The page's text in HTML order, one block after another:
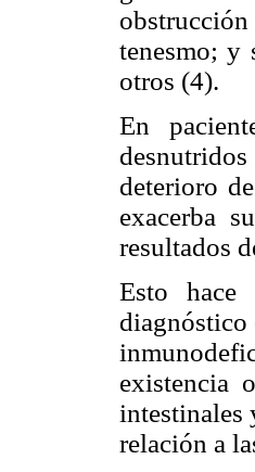
tenesmo; y
otros (4).
En
deterioro
exacerba
resultados
Esto hace
diagnóstico
existencia
intestinales
relación a